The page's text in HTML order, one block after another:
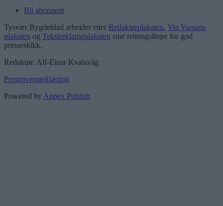
Bli abonnent
Tysvær Bygdeblad arbeider etter Redaktørplakaten, Ver Varsam-
plakaten og Tekstreklameplakaten sine retningslinjer for god
presseskikk.
Redaktør: Alf-Einar Kvalavåg
Personvernerklæring
Powered by Appex Publish